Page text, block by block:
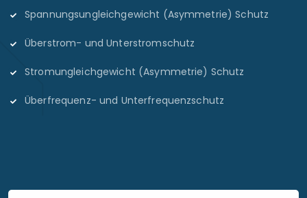
Spannungsungleichgewicht (Asymmetrie) Schutz
Überstrom- und Unterstromschutz
Stromungleichgewicht (Asymmetrie) Schutz
Überfrequenz- und Unterfrequenzschutz